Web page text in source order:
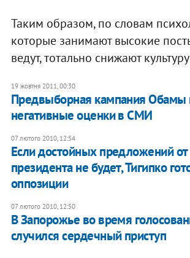
Таким образом, по словам
которые занимают высокие
ведут, тотально снижают
19 жовтня 2011, 00:30
Предвыборная кампания Обамы
негативные оценки в СМИ
07 лютого 2010, 12:54
Если достойных предложений от
президента не будет, Тигипко
оппозиции
07 лютого 2010, 12:50
В Запорожье во время
случился сердечный приступ